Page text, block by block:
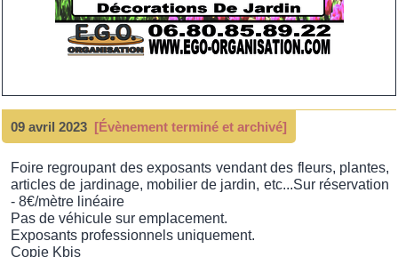
09 avril 2023 [Évènement terminé et archivé]
Foire regroupant des exposants vendant des fleurs, plantes,
articles de jardinage, mobilier de jardin, etc...Sur réservation
- 8€/mètre linéaire
Pas de véhicule sur emplacement.
Exposants professionnels uniquement.
Copie Kbis